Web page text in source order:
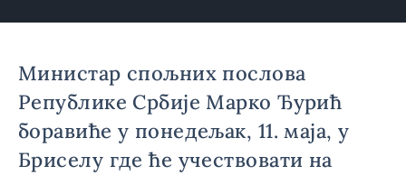
Министар спољних послова
Републике Србије Марко Ђурић
боравиће у понедељак, 11. маја, у
Бриселу где ће учествовати на